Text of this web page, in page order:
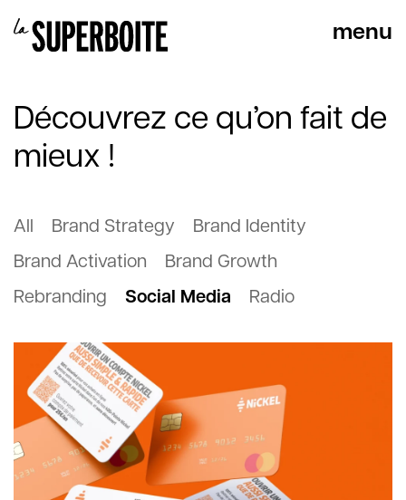
Découvrez ce qu’on fait de
mieux !
All Brand Strategy
Brand Identity
Brand Activation
Brand Growth
Rebranding
Social Media Radio